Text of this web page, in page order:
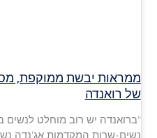
ממראות יבשת ממוקפת,
של רואנדה
נשים-שרות המקדמות אג'נדה